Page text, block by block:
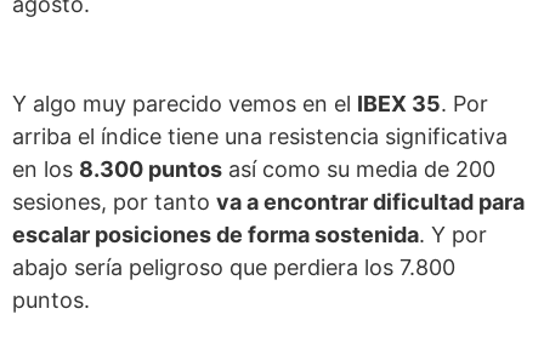
Y algo muy parecido vemos en el IBEX 35. Por
arriba el índice tiene una resistencia significativa
en los 8.300 puntos así como su media de 200
sesiones, por tanto va a encontrar dificultad para
escalar posiciones de forma sostenida. Y por
abajo sería peligroso que perdiera los 7.800
puntos.